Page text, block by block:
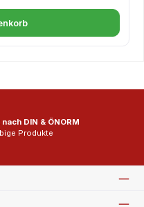
DIN & ÖNORM
Produkte